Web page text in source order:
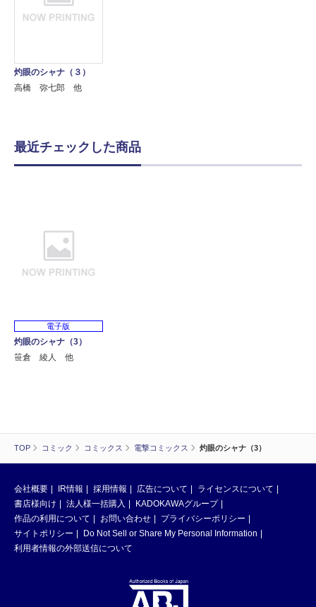
TOP コミック コミックス 電撃コミックス 灼眼のシャナ（3）
灼眼のシャナ（３）
高橋 弥七郎 他
最近チェックした商品
電子版
灼眼のシャナ（3）
笹倉 綾人 他
会社概要 IR情報 採用情報 広告について
ライセンスについて
書店様向け
法人様一括購入
KADOKAWAグループ
作品の利用について
お問い合わせ
プライバシーポリシー
サイトポリシー
Do Not Sell or Share My Personal Information
利用者情報の外部送信について